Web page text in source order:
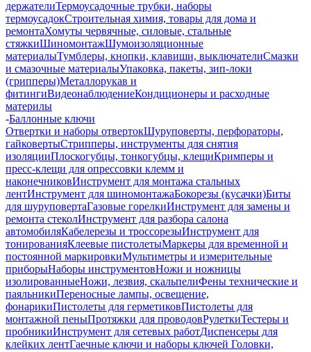
держателиТермоусадочные трубки, наборы
термоусадокСтроительная химия, товары для дома и
ремонтаХомуты червячные, силовые, стальные
стяжкиШиномонтажШумоизоляционные
материалыТумблеры, кнопки, клавиши, выключателиСмазки
и смазочные материалыУпаковка, пакеты, зип-локи
(грипперы)Металлорукав и
фитингиВидеонаблюдениеКондиционеры и расходные
материлы
-Баллонные ключи
Отвертки и наборы отвертокШуруповерты, перфораторы,
гайковертыСтрипперы, инструменты для снятия
изоляцииПлоскогубцы, тонкогубцы, клещиКримперы и
пресс-клещи для опрессовки клемм и
наконечниковИнструмент для монтажа стальных
лентИнструмент для шиномонтажаБокорезы (кусачки)Биты
для шуруповертаГазовые горелкиИнструмент для замены и
ремонта стеколИнструмент для разбора салона
автомобиляКабелерезы и троссорезыИнструмент для
тонированияКлеевые пистолетыМаркеры для временной и
постоянной маркировкиМультиметры и измерительные
приборыНаборы инструментовНожи и ножницы
изолированныеНожи, лезвия, скальпелиФены технические и
паяльникиПереносные лампы, освещение,
фонарикиПистолеты для герметиковПистолеты для
монтажной пеныПротяжки для проводовРулеткиТестеры и
пробникиИнструмент для сетевых работДиспенсеры для
клейких лентГаечные ключи и наборы ключей Головки,